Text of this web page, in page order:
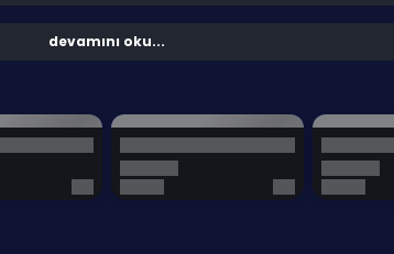
devamını oku...